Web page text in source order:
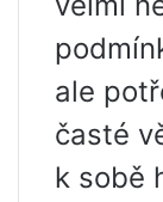
ale
časté
k sobě